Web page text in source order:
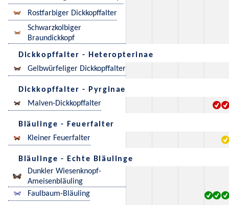
Rostfarbiger Dickkopffalter
Schwarzkolbiger
Braundickkopf
Dickkopffalter - Heteropterinae
Gelbwürfeliger Dickkopffalter
Dickkopffalter - Pyrginae
Malven-Dickkopffalter
Bläulinge - Feuerfalter
Kleiner Feuerfalter
Bläulinge - Echte Bläulinge
Dunkler Wiesenknopf-
Ameisenbläuling
Faulbaum-Bläuling